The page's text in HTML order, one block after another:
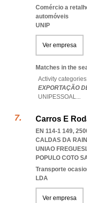
Comércio a
automóveis
UNIP
Ver empresa
Matches in the
Activity
EXPORTAÇÃO
UNIPESSOAL...
Carros E
EN 114-1 149,
CALDAS DA
UNIAO
POPULO COTO
Transporte
LDA
Ver empresa